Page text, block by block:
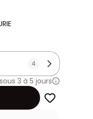
4
3 à 5 jours